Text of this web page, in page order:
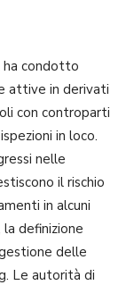
ha condotto
attive in derivati
con controparti
in loco.
nelle
il rischio
in alcuni
definizione
delle
Le autorità di